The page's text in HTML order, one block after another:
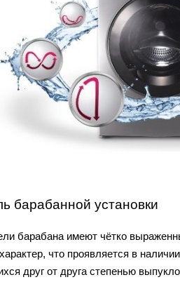
барабанной установки
барабана имеют чётко
что проявляется в
друг от друга степенью